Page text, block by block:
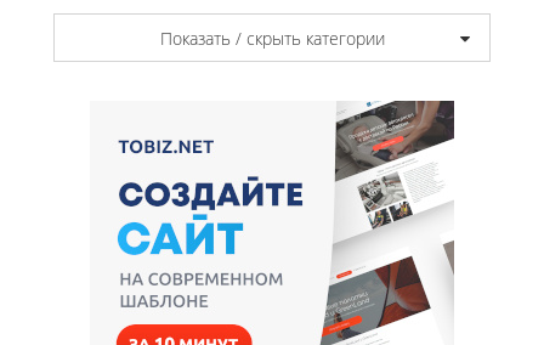
Показать / скрыть категории